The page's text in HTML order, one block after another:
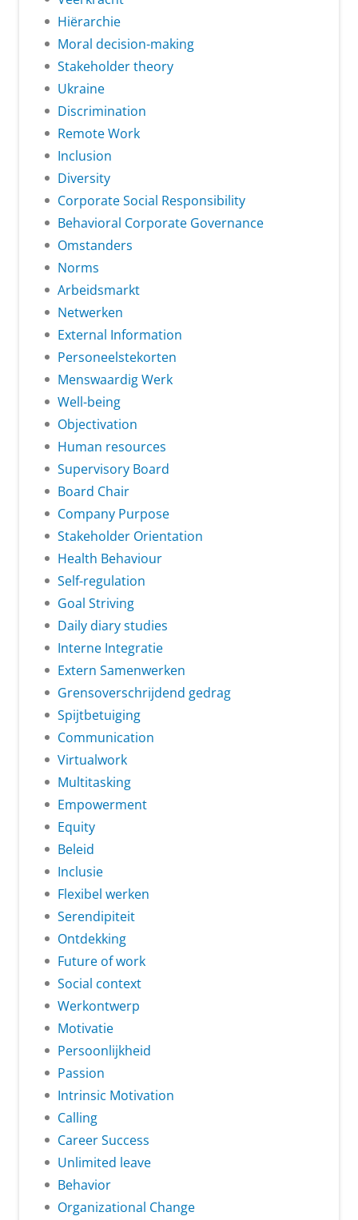
Hiërarchie
Moral decision-making
Stakeholder theory
Ukraine
Discrimination
Remote Work
Inclusion
Diversity
Corporate Social Responsibility
Behavioral Corporate Governance
Omstanders
Norms
Arbeidsmarkt
Netwerken
External Information
Personeelstekorten
Menswaardig Werk
Well-being
Objectivation
Human resources
Supervisory Board
Board Chair
Company Purpose
Stakeholder Orientation
Health Behaviour
Self-regulation
Goal Striving
Daily diary studies
Interne Integratie
Extern Samenwerken
Grensoverschrijdend gedrag
Spijtbetuiging
Communication
Virtualwork
Multitasking
Empowerment
Equity
Beleid
Inclusie
Flexibel werken
Serendipiteit
Ontdekking
Future of work
Social context
Werkontwerp
Motivatie
Persoonlijkheid
Passion
Intrinsic Motivation
Calling
Career Success
Unlimited leave
Behavior
Organizational Change